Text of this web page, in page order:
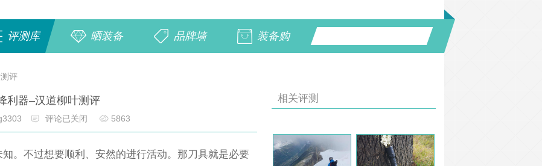
评测库 晒装备 品牌墙 装备购
评
利器–汉道柳叶测评
评论已关闭 5863
。不过想要顺利、安然的进行活动。那刀具就是必要
相关评测